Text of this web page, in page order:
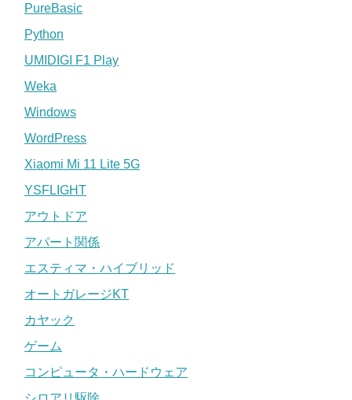
PureBasic
Python
UMIDIGI F1 Play
Weka
Windows
WordPress
Xiaomi Mi 11 Lite 5G
YSFLIGHT
アウトドア
アパート関係
エスティマ・ハイブリッド
オートガレージKT
カヤック
ゲーム
コンピュータ・ハードウェア